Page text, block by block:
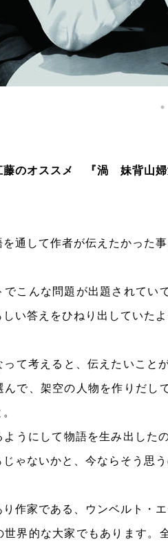
藤のオススメ 『渦 妹背山
通して作者が伝えたかった事
でこんな問題が出題されてい
い答えをひねり出していたよ
って考えると、伝えたいこと
んで、架空の人物を作りだし
ようにして物語を生み出した
ゃないかと、今ならそう思う
作家である、ウンベルト・
世界的な大家でもあります。